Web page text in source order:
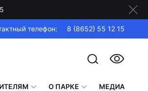
телефон: 8 (8652) 55 12 15
О ПАРКЕ МЕДИА